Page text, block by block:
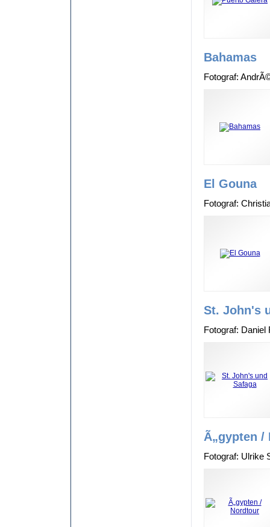
Bahamas
Fotograf:
El Gouna
Fotograf:
St. John's
Fotograf: Daniel
Ã„gypten /
Fotograf: Ulrike